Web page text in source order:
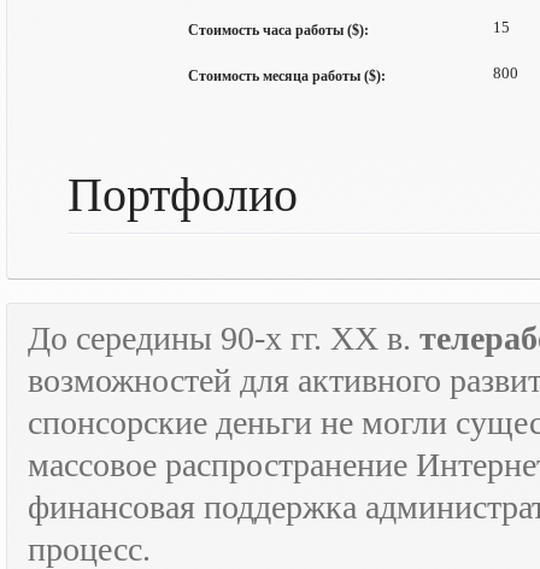
Стоимость часа работы ($): 15
Стоимость месяца работы ($): 800
Портфолио
До середины 90-х гг. XX в.
возможностей для активного
спонсорские деньги не могли
массовое распространение
финансовая поддержка
процесс.